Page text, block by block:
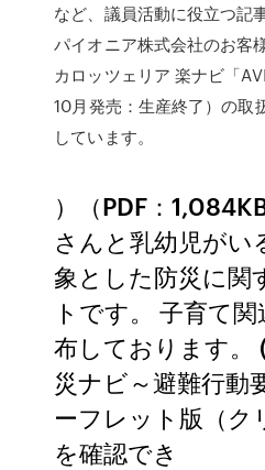
など、議員活動に役立つ記
パイオニア株式会社のお客
カロッツェリア 楽ナビ「
10月発売：生産終了）の取
しています。
）（PDF：
さんと乳幼児がい
象とした防災に関
トです。 子育て
布しております。
災ナビ～避難行動
ーフレット版（ク
を確認でき